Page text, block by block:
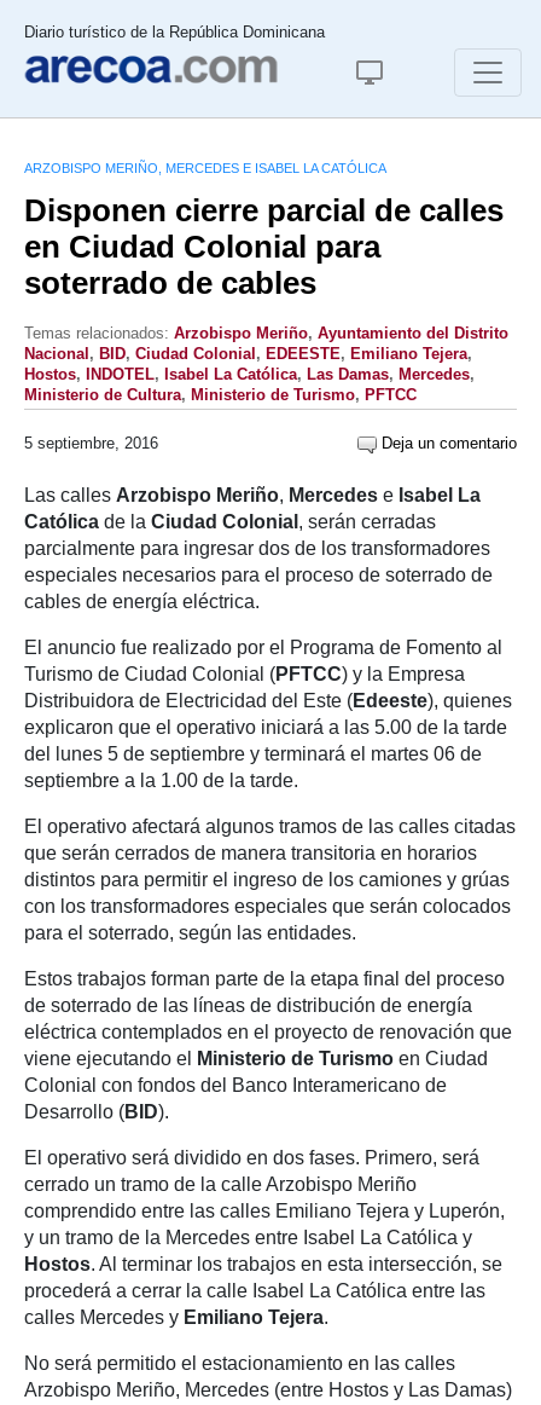
Diario turístico de la República Dominicana
ARZOBISPO MERIÑO, MERCEDES E ISABEL LA CATÓLICA
Disponen cierre parcial de calles
en Ciudad Colonial para
soterrado de cables
Temas relacionados: Arzobispo Meriño, Ayuntamiento del Distrito
Nacional , BID, Ciudad Colonial , EDEESTE, Emiliano Tejera,
Hostos, INDOTEL, Isabel La Católica, Las Damas, Mercedes,
Ministerio de Cultura, Ministerio de Turismo, PFTCC
5 septiembre, 2016 Deja un comentario
Las calles Arzobispo Meriño, Mercedes e Isabel La
Católica de la Ciudad Colonial , serán cerradas
parcialmente para ingresar dos de los transformadores
especiales necesarios para el proceso de soterrado de
cables de energía eléctrica.
El anuncio fue realizado por el Programa de Fomento al
Turismo de Ciudad Colonial (PFTCC) y la Empresa
Distribuidora de Electricidad del Este (Edeeste), quienes
explicaron que el operativo iniciará a las 5.00 de la tarde
del lunes 5 de septiembre y terminará el martes 06 de
septiembre a la 1.00 de la tarde.
El operativo afectará algunos tramos de las calles citadas
que serán cerrados de manera transitoria en horarios
distintos para permitir el ingreso de los camiones y grúas
con los transformadores especiales que serán colocados
para el soterrado, según las entidades.
Estos trabajos forman parte de la etapa final del proceso
de soterrado de las líneas de distribución de energía
eléctrica contemplados en el proyecto de renovación que
viene ejecutando el
Ministerio de Turismo en Ciudad
Colonial con fondos del Banco Interamericano de
Desarrollo (BID).
El operativo será dividido en dos fases. Primero, será
cerrado un tramo de la calle Arzobispo Meriño
comprendido entre las calles Emiliano Tejera y Luperón,
y un tramo de la Mercedes entre Isabel La Católica y
Hostos. Al terminar los trabajos en esta intersección, se
procederá a cerrar la calle Isabel La Católica entre las
calles Mercedes y Emiliano Tejera.
No será permitido el estacionamiento en las calles
Arzobispo Meriño, Mercedes (entre Hostos y Las Damas)